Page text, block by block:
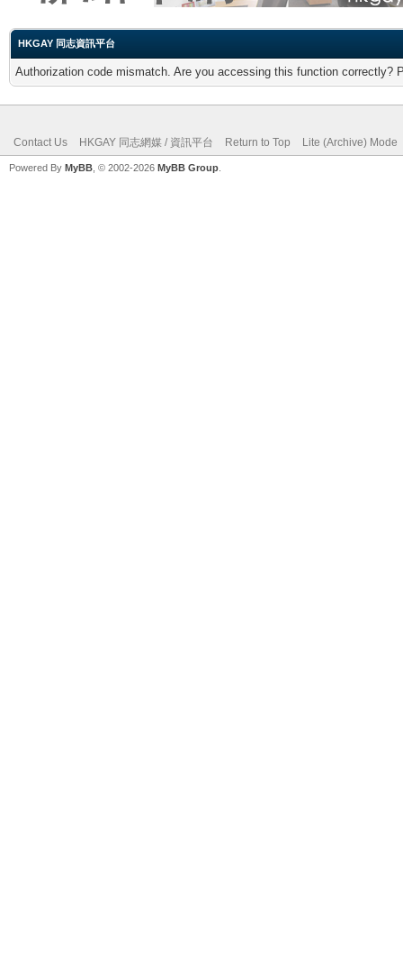
HKGAY 同志資訊平台
Authorization code mismatch. Are you accessing this function correctly?
Contact Us HKGAY 同志網媒 / 資訊平台 Return to Top Lite (Archive) Mode
Powered By MyBB , © 2002-2026 MyBB Group